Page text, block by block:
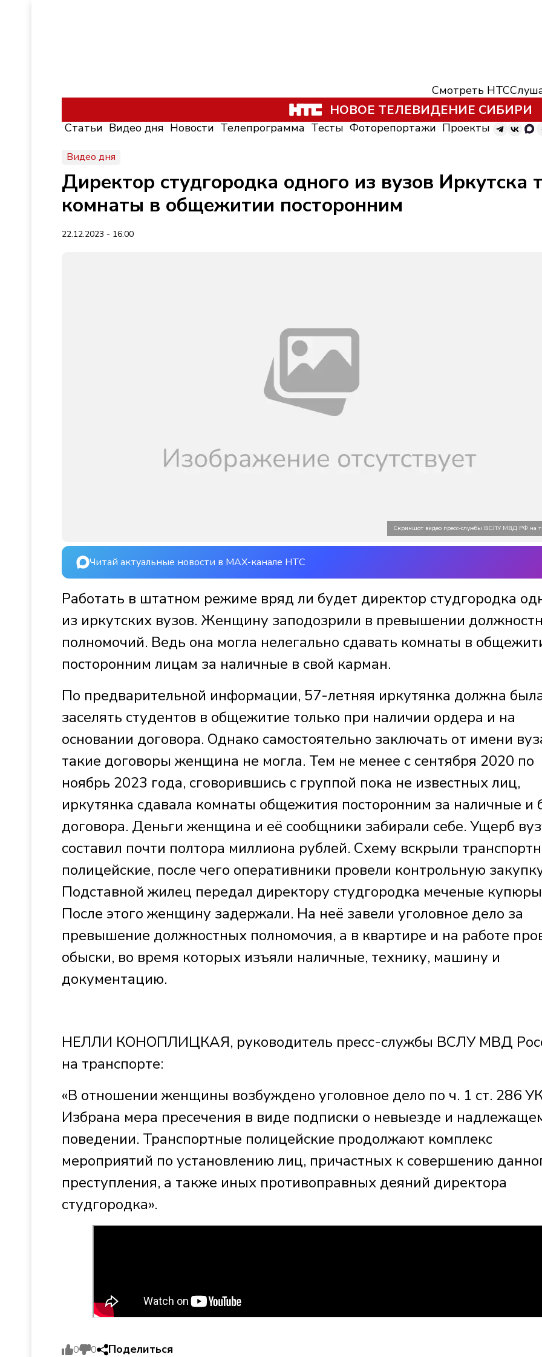
Смотреть НТС
НОВОЕ ТЕЛЕВИДЕНИЕ СИБИРИ
Статьи Видео дня Новости Телепрограмма Тесты Фоторепортажи Проекты
Видео дня
Директор студгородка одного из вузов Иркутска
комнаты в общежитии посторонним
22.12.2023 - 16:00
Скриншот видео пресс-службы ВСЛУ МВД РФ на
Читай актуальные новости в MAX-канале НТС
Работать в штатном режиме вряд ли будет директор студгородка
из иркутских вузов. Женщину заподозрили в превышении
полномочий. Ведь она могла нелегально сдавать комнаты в
посторонним лицам за наличные в свой карман.
По предварительной информации, 57-летняя иркутянка должна
заселять студентов в общежитие только при наличии ордера и на
основании договора. Однако самостоятельно заключать от имени
такие договоры женщина не могла. Тем не менее с сентября 2020 по
ноябрь 2023 года, сговорившись с группой пока не известных лиц,
иркутянка сдавала комнаты общежития посторонним за наличные и
договора. Деньги женщина и её сообщники забирали себе. Ущерб
составил почти полтора миллиона рублей. Схему вскрыли
полицейские, после чего оперативники провели контрольную
Подставной жилец передал директору студгородка меченые
После этого женщину задержали. На неё завели уголовное дело за
превышение должностных полномочия, а в квартире и на работе
обыски, во время которых изъяли наличные, технику, машину и
документацию.
НЕЛЛИ КОНОПЛИЦКАЯ, руководитель пресс-службы ВСЛУ МВД
на транспорте:
«В отношении женщины возбуждено уголовное дело по ч. 1 ст. 286
Избрана мера пресечения в виде подписки о невыезде и
поведении. Транспортные полицейские продолжают комплекс
мероприятий по установлению лиц, причастных к совершению
преступления, а также иных противоправных деяний директора
студгородка».
0 0 Поделиться